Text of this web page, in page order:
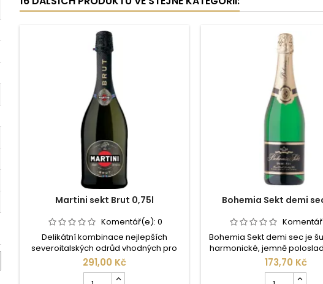
Martini sekt Brut 0,75l
Komentář(e): 0
Delikátní kombinace nejlepších
severoitalských odrůd vhodných pro
šumivá vína, především z oblasti
Veneto (Chardonnay, Sauvignon,
Prosecco, Italský Ryzlink apod.) Je
291,00 Kč
Bohemia Sekt demi
Bohemia Sekt demi sec je
harmonické, jemně
svěží středně plné
Nejoblíbenější šumivé víno
republice. Vyznačuje
173,70 Kč